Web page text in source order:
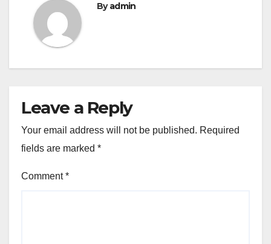
Byadmin
Leave a Reply
Your email address will not be published. Required
fields are marked *
Comment*